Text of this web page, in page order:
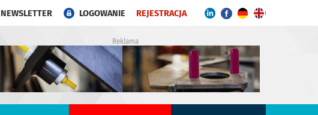
NEWSLETTER LOGOWANIE REJESTRACJA
Reklama